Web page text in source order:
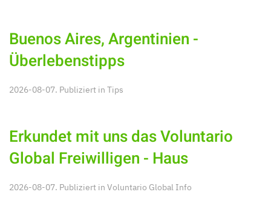
Buenos Aires, Argentinien -
Überlebenstipps
2026-08-07. Publiziert in Tips
Erkundet mit uns das Voluntario
Global Freiwilligen - Haus
2026-08-07. Publiziert in Voluntario Global Info